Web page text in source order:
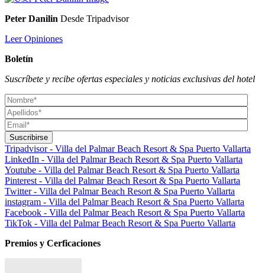
Peter Danilin Desde Tripadvisor
Leer Opiniones
Boletín
Suscríbete y recibe ofertas especiales y noticias exclusivas del hotel
Tripadvisor - Villa del Palmar Beach Resort & Spa Puerto Vallarta
LinkedIn - Villa del Palmar Beach Resort & Spa Puerto Vallarta
Youtube - Villa del Palmar Beach Resort & Spa Puerto Vallarta
Pinterest - Villa del Palmar Beach Resort & Spa Puerto Vallarta
Twitter - Villa del Palmar Beach Resort & Spa Puerto Vallarta
instagram - Villa del Palmar Beach Resort & Spa Puerto Vallarta
Facebook - Villa del Palmar Beach Resort & Spa Puerto Vallarta
TikTok - Villa del Palmar Beach Resort & Spa Puerto Vallarta
Premios y Cerficaciones